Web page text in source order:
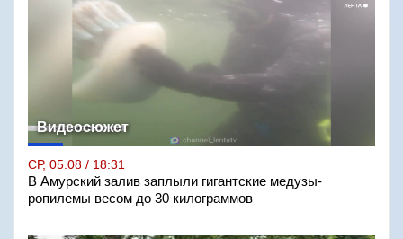
Видеосюжет
СР, 05.08 / 18:31
В Амурский залив заплыли гигантские медузы-
ропилемы весом до 30 килограммов